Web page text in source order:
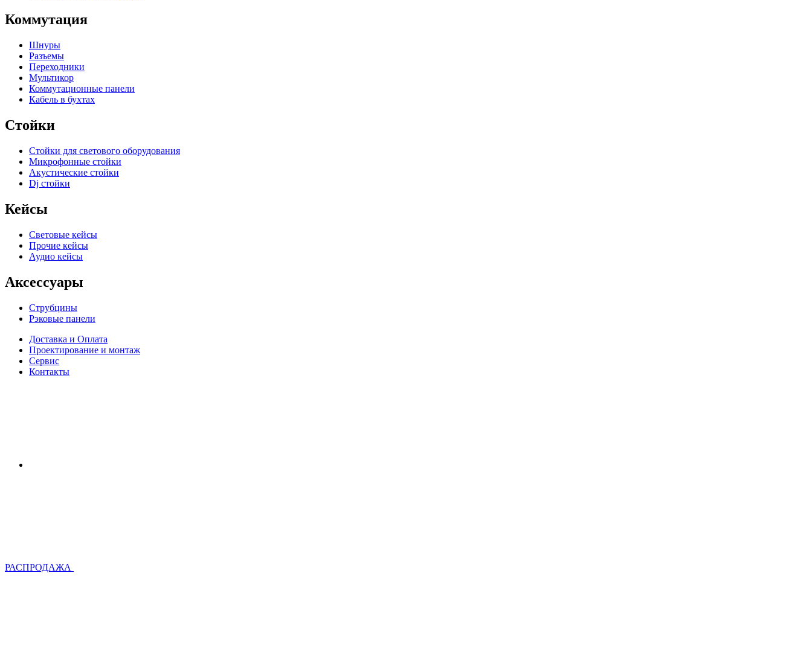
Коммутация
Шнуры
Разъемы
Переходники
Мультикор
Коммутационные панели
Кабель в бухтах
Стойки
Стойки для светового оборудования
Микрофонные стойки
Акустические стойки
Dj стойки
Кейсы
Световые кейсы
Прочие кейсы
Аудио кейсы
Аксессуары
Струбцины
Рэковые панели
Доставка и Оплата
Проектирование и монтаж
Сервис
Контакты
РАСПРОДАЖА